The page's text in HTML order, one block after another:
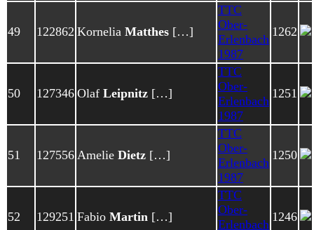
49 122862 Kornelia Matthes […]
TTC
Ober-
Erlenbach
1987
1262
50 127346 Olaf Leipnitz […]
TTC
Ober-
Erlenbach
1987
1251
51 127556 Amelie Dietz […]
TTC
Ober-
Erlenbach
1987
1250
52 129251 Fabio Martin […]
TTC
Ober-
Erlenbach
1246